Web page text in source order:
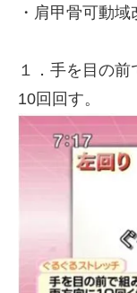
・肩甲骨可動域
１．手を目の
10回回す。